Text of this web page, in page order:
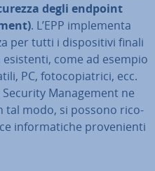
degli endpoint
. L’EPP im­ple­men­ta
per tutti i di­spo­si­ti­vi finali
esistenti, come ad esempio
PC, fo­to­co­pia­tri­ci, ecc.
Ma­na­ge­ment ne
tal modo, si possono ri­co­
in­for­ma­ti­che pro­ve­nien­ti